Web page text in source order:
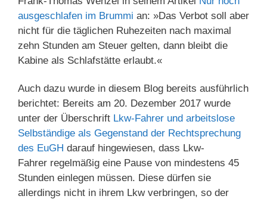
ausgeschlafen im Brummi an: »Das Verbot soll aber
nicht für die täglichen Ruhezeiten nach maximal
zehn Stunden am Steuer gelten, dann bleibt die
Kabine als Schlafstätte erlaubt.«
Auch dazu wurde in diesem Blog bereits ausführlich
berichtet: Bereits am 20. Dezember 2017 wurde
unter der Überschrift Lkw-Fahrer und arbeitslose
Selbständige als Gegenstand der Rechtsprechung
des EuGH darauf hingewiesen, dass Lkw-
Fahrer regelmäßig eine Pause von mindestens 45
Stunden einlegen müssen. Diese dürfen sie
allerdings nicht in ihrem Lkw verbringen, so der